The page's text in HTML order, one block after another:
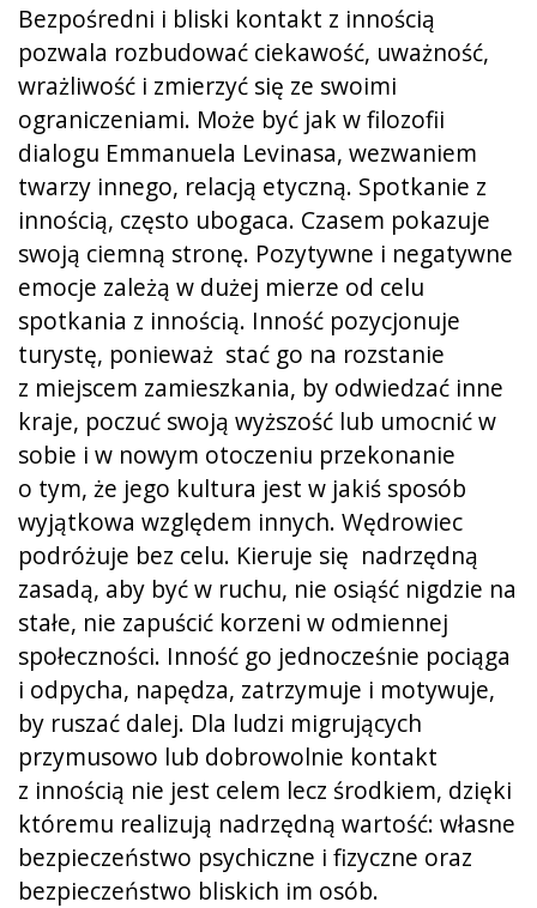
Bezpośredni i bliski kontakt z innością
pozwala rozbudować ciekawość, uważność,
wrażliwość i zmierzyć się ze swoimi
ograniczeniami. Może być jak w filozofii
dialogu Emmanuela Levinasa, wezwaniem
twarzy innego, relacją etyczną. Spotkanie z
innością, często ubogaca. Czasem pokazuje
swoją ciemną stronę. Pozytywne i negatywne
emocje zależą w dużej mierze od celu
spotkania z innością. Inność pozycjonuje
turystę, ponieważ stać go na rozstanie
z miejscem zamieszkania, by odwiedzać inne
kraje, poczuć swoją wyższość lub umocnić w
sobie i w nowym otoczeniu przekonanie
o tym, że jego kultura jest w jakiś sposób
wyjątkowa względem innych. Wędrowiec
podróżuje bez celu. Kieruje się nadrzędną
zasadą, aby być w ruchu, nie osiąść nigdzie na
stałe, nie zapuścić korzeni w odmiennej
społeczności. Inność go jednocześnie pociąga
i odpycha, napędza, zatrzymuje i motywuje,
by ruszać dalej. Dla ludzi migrujących
przymusowo lub dobrowolnie kontakt
z innością nie jest celem lecz środkiem, dzięki
któremu realizują nadrzędną wartość: własne
bezpieczeństwo psychiczne i fizyczne oraz
bezpieczeństwo bliskich im osób.